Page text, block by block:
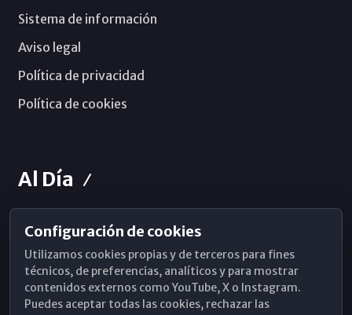
Sistema de información
Aviso legal
Política de privacidad
Política de cookies
Al Día
Horarios de Misa
Hemeroteca
WhatsApp
Configuración de cookies
Utilizamos cookies propias y de terceros para fines
técnicos, de preferencias, analíticos y para mostrar
contenidos externos como YouTube, X o Instagram.
Puedes aceptar todas las cookies, rechazar las